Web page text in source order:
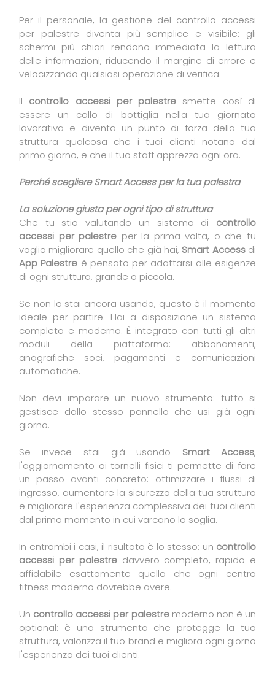
Per il personale, la gestione del controllo accessi
per palestre diventa più semplice e visibile: gli
schermi più chiari rendono immediata la lettura
delle informazioni, riducendo il margine di errore e
velocizzando qualsiasi operazione di verifica.
Il controllo accessi per palestre smette così di
essere un collo di bottiglia nella tua giornata
lavorativa e diventa un punto di forza della tua
struttura qualcosa che i tuoi clienti notano dal
primo giorno, e che il tuo staff apprezza ogni ora.
Perché scegliere Smart Access per la tua palestra
La soluzione giusta per ogni tipo di struttura
Che tu stia valutando un sistema di controllo
accessi per palestre per la prima volta, o che tu
voglia migliorare quello che già hai, Smart Accessdi
App Palestre è pensato per adattarsi alle esigenze
di ogni struttura, grande o piccola.
Se non lo stai ancora usando, questo è il momento
ideale per partire. Hai a disposizione un sistema
completo e moderno. È integrato con tutti gli altri
moduli della piattaforma: abbonamenti,
anagrafiche soci, pagamenti e comunicazioni
automatiche.
Non devi imparare un nuovo strumento: tutto si
gestisce dallo stesso pannello che usi già ogni
giorno.
Se invece stai già usando Smart Access,
l'aggiornamento ai tornelli fisici ti permette di fare
un passo avanti concreto: ottimizzare i flussi di
ingresso, aumentare la sicurezza della tua struttura
e migliorare l'esperienza complessiva dei tuoi clienti
dal primo momento in cui varcano la soglia.
In entrambi i casi, il risultato è lo stesso: un controllo
accessi per palestredavvero completo, rapido e
affidabile esattamente quello che ogni centro
fitness moderno dovrebbe avere.
Un controllo accessi per palestremoderno non è un
optional: è uno strumento che protegge la tua
struttura, valorizza il tuo brand e migliora ogni giorno
l'esperienza dei tuoi clienti.